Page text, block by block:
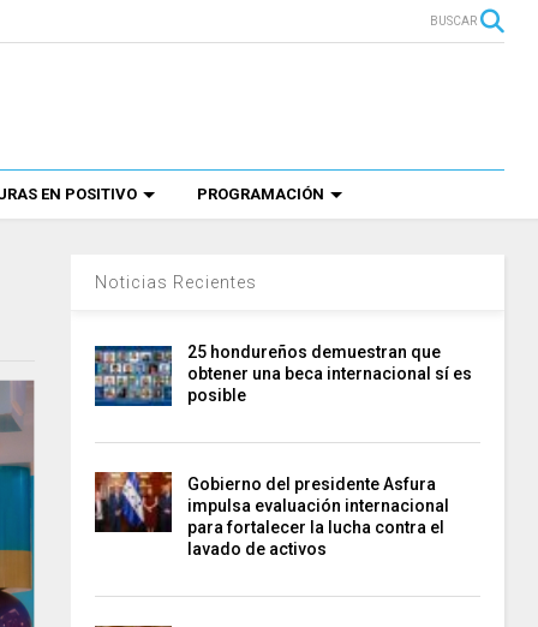
BUSCAR
EN POSITIVO PROGRAMACIÓN
Noticias Recientes
25 hondureños demuestran que
obtener una beca internacional sí es
posible
Gobierno del presidente Asfura
impulsa evaluación internacional
para fortalecer la lucha contra el
lavado de activos